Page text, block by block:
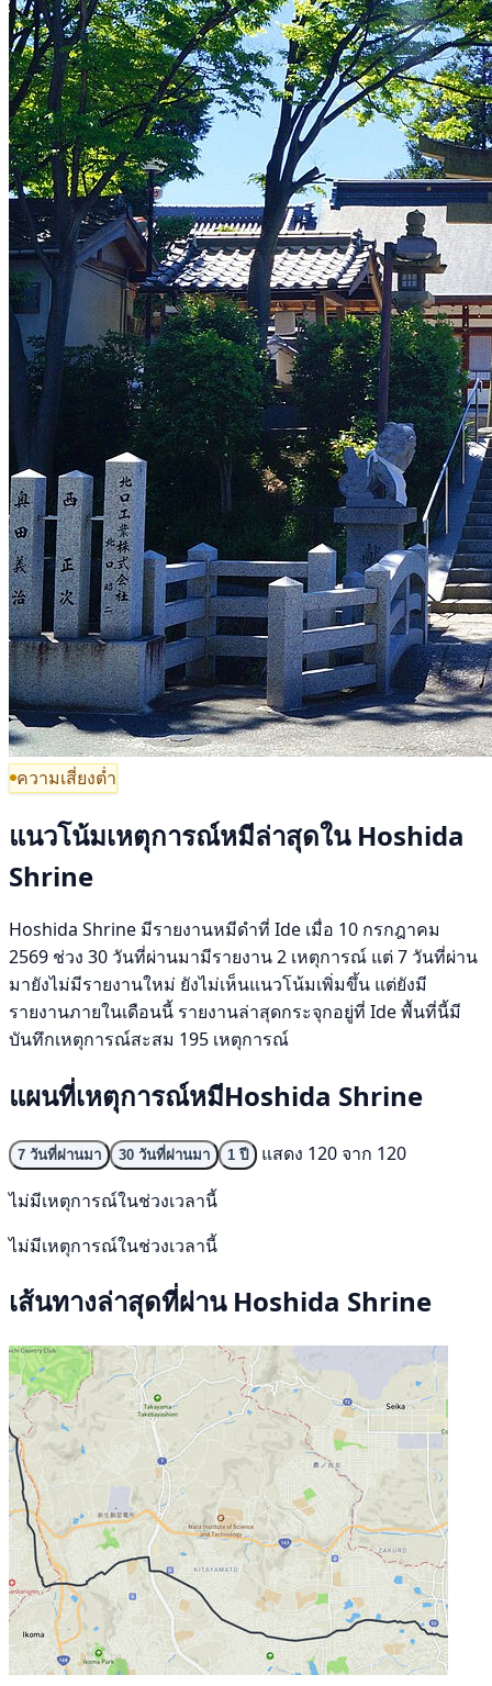
ความเสี่ยงต่ำ
แนวโน้มเหตุการณ์หมีล่าสุดใน Hoshida
Shrine
Hoshida Shrine มีรายงานหมีดำที่ Ide เมื่อ 10 กรกฎาคม
2569 ช่วง 30 วันที่ผ่านมามีรายงาน 2 เหตุการณ์ แต่ 7 วันที่ผ่าน
มายังไม่มีรายงานใหม่ ยังไม่เห็นแนวโน้มเพิ่มขึ้น แต่ยังมี
รายงานภายในเดือนนี้ รายงานล่าสุดกระจุกอยู่ที่ Ide พื้นที่นี้มี
บันทึกเหตุการณ์สะสม 195 เหตุการณ์
แผนที่เหตุการณ์หมีHoshida Shrine
7 วันที่ผ่านมา 30 วันที่ผ่านมา 1 ปี
แสดง 120 จาก 120
ไม่มีเหตุการณ์ในช่วงเวลานี้
ไม่มีเหตุการณ์ในช่วงเวลานี้
เส้นทางล่าสุดที่ผ่าน Hoshida Shrine